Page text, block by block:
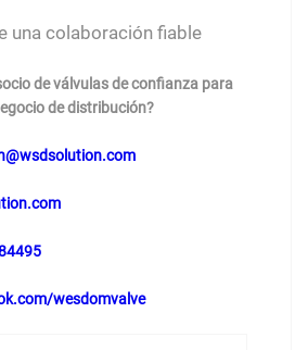
una colaboración fiable
de válvulas de confianza para
de distribución?
wesdomvalve